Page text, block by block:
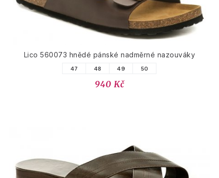
Lico 560073 hnědé pánské nadměrné nazouváky
47 48 49 50
940 Kč